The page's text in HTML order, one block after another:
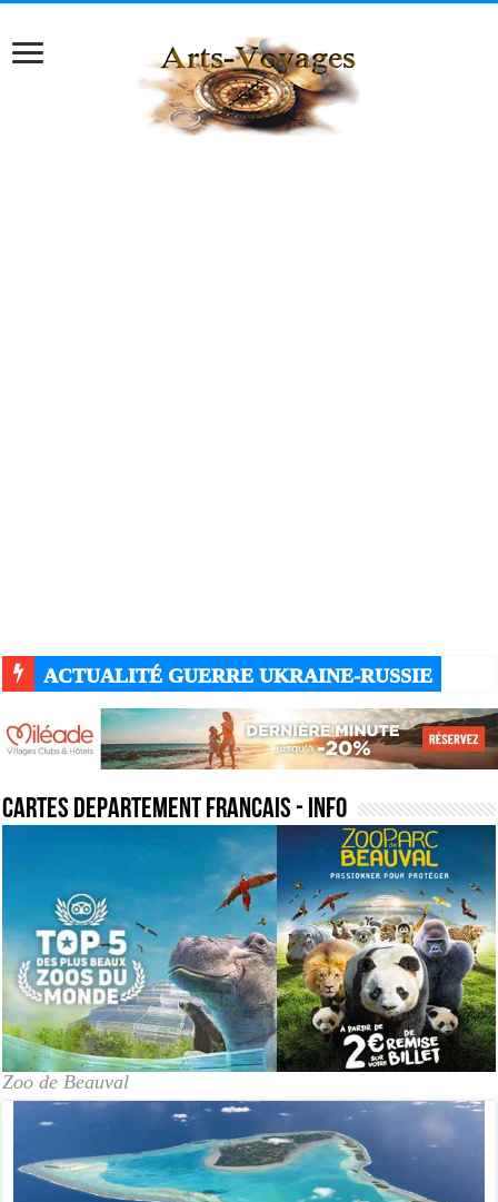
ACTUALITÉ GUERRE UKRAINE-RUSSIE
cartes departement francais - Info
Zoo de Beauval